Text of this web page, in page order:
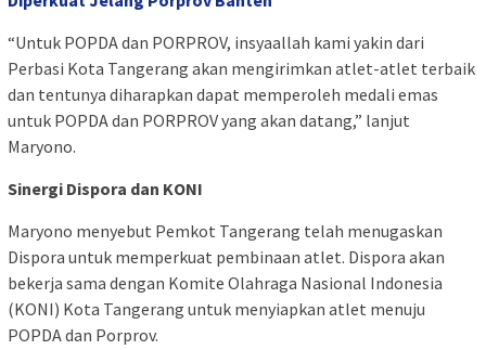
“Untuk POPDA dan PORPROV, insyaallah kami yakin dari
Perbasi Kota Tangerang akan mengirimkan atlet-atlet terbaik
dan tentunya diharapkan dapat memperoleh medali emas
untuk POPDA dan PORPROV yang akan datang,” lanjut
Maryono.
Sinergi Dispora dan KONI
Maryono menyebut Pemkot Tangerang telah menugaskan
Dispora untuk memperkuat pembinaan atlet. Dispora akan
bekerja sama dengan Komite Olahraga Nasional Indonesia
(KONI) Kota Tangerang untuk menyiapkan atlet menuju
POPDA dan Porprov.